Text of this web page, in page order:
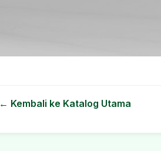
← Kembali ke Katalog Utama